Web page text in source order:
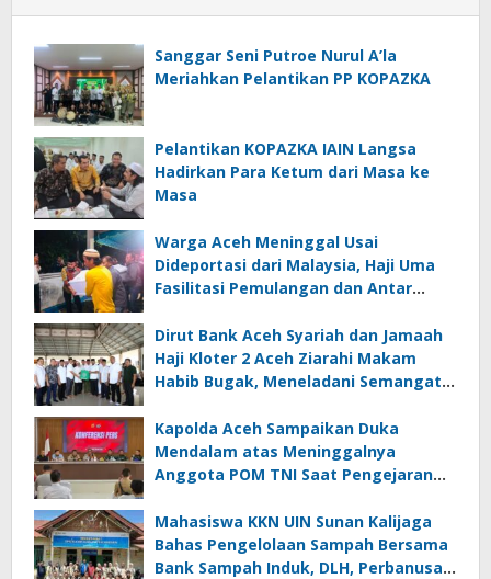
Sanggar Seni Putroe Nurul A’la
Meriahkan Pelantikan PP KOPAZKA
Pelantikan KOPAZKA IAIN Langsa
Hadirkan Para Ketum dari Masa ke
Masa
Warga Aceh Meninggal Usai
Dideportasi dari Malaysia, Haji Uma
Fasilitasi Pemulangan dan Antar
Dirut Bank Aceh Syariah dan Jamaah
Haji Kloter 2 Aceh Ziarahi Makam
Habib Bugak, Meneladani Semangat
Zaman
Kapolda Aceh Sampaikan Duka
Mendalam atas Meninggalnya
Anggota POM TNI Saat Pengejaran
Bireuen
Mahasiswa KKN UIN Sunan Kalijaga
Bahas Pengelolaan Sampah Bersama
Bank Sampah Induk, DLH, Perbanusa